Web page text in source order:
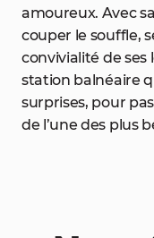
amoureux. Avec
couper le souffle,
convivialité de ses
station balnéaire
surprises, pour
de l’une des plus